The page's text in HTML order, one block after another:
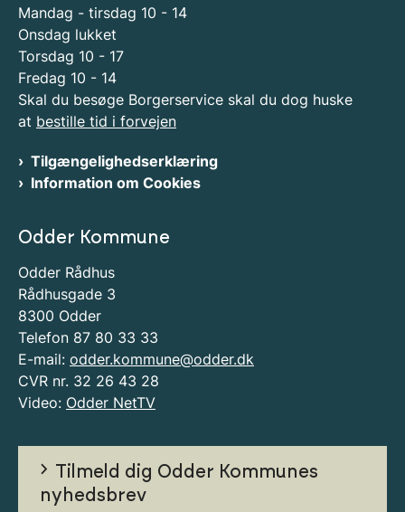
Mandag - tirsdag 10 - 14
Onsdag lukket
Torsdag 10 - 17
Fredag 10 - 14
Skal du besøge Borgerservice skal du dog huske
at bestille tid i forvejen
Tilgængelighedserklæring
Information om Cookies
Odder Kommune
Odder Rådhus
Rådhusgade 3
8300 Odder
Telefon 87 80 33 33
E-mail: odder.kommune@odder.dk
CVR nr. 32 26 43 28
Video: Odder NetTV
Tilmeld dig Odder Kommunes
nyhedsbrev